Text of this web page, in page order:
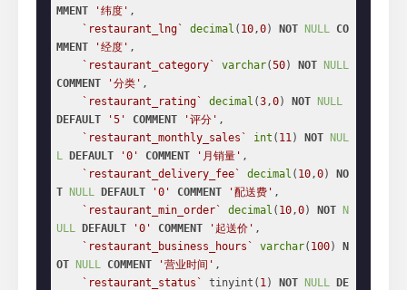
MMENT
'纬度' ,
`restaurant_lng`
decimal ( 10,0) NOT NULL CO
MMENT
'经度' ,
`restaurant_category`
varchar(50) NOT
NULL
COMMENT
'分类' ,
`restaurant_rating`
decimal (3,0) NOT
NULL
DEFAULT
'5' COMMENT '评分' ,
`restaurant_monthly_sales`
int ( 11) NOT
NUL
L
DEFAULT '0' COMMENT '月销量' ,
`restaurant_delivery_fee`
decimal ( 10,0)
NO
T
NULL DEFAULT '0' COMMENT '配送费' ,
`restaurant_min_order`
decimal ( 10,0) NOT
N
ULL
DEFAULT '0' COMMENT '起送价' ,
`restaurant_business_hours`
varchar( 100)
N
OT
NULL COMMENT '营业时间' ,
`restaurant_status`
tinyint( 1) NOT NULL
DE